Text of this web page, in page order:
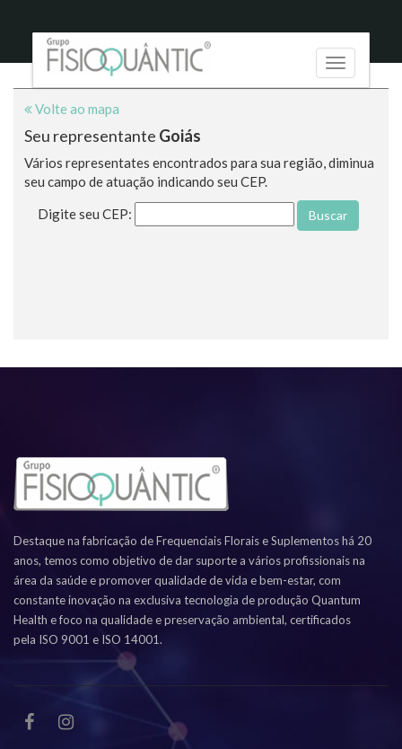
Toggle
navigation
Volte ao mapa
Seu representante Goiás
Vários representates encontrados para sua região, diminua
seu campo de atuação indicando seu CEP.
Digite seu CEP:
Buscar
Destaque na fabricação de Frequenciais Florais e Suplementos há 20
anos, temos como objetivo de dar suporte a vários profissionais na
área da saúde e promover qualidade de vida e bem-estar, com
constante inovação na exclusiva tecnologia de produção Quantum
Health e foco na qualidade e preservação ambiental, certificados
pela ISO 9001 e ISO 14001.